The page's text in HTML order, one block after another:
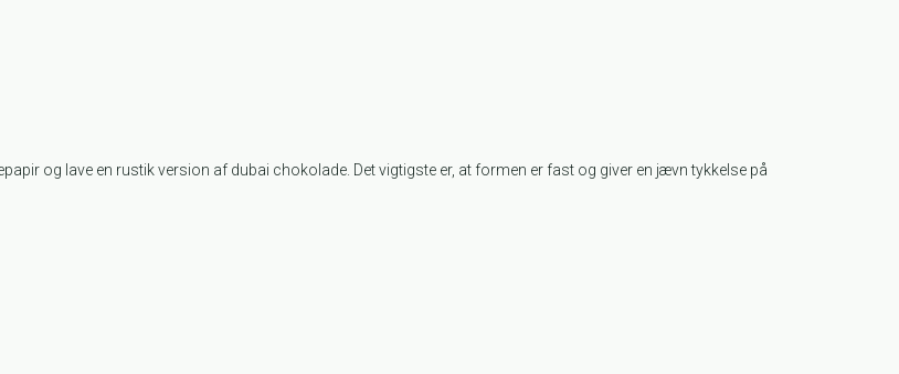
og lave en rustik version af dubai chokolade. Det vigtigste er, at formen er fast og giver en jævn tykkelse på